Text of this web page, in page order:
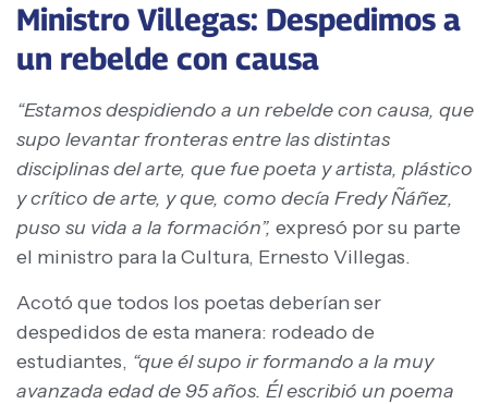
Ministro Villegas: Despedimos a
un rebelde con causa
“Estamos despidiendo a un rebelde con causa, que
supo levantar fronteras entre las distintas
disciplinas del arte, que fue poeta y artista, plástico
y crítico de arte, y que, como decía Fredy Ñáñez,
puso su vida a la formación”, expresó por su parte
el ministro para la Cultura, Ernesto Villegas.
Acotó que todos los poetas deberían ser
despedidos de esta manera: rodeado de
estudiantes, “que él supo ir formando a la muy
avanzada edad de 95 años. Él escribió un poema